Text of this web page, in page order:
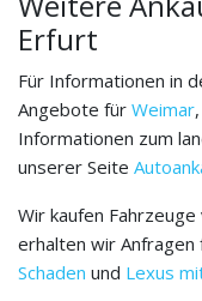
Erfurt
Für Informationen in
Angebote für Weimar,
Informationen zum
unserer Seite
Wir kaufen
erhalten wir Anfragen
Schaden und Lexus